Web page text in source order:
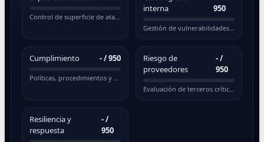
Control de superficie de ataque pública
interna
950
Gestión de vulnerabilidades y actualizaciones
Cumplimiento -/ 950
Políticas, procedimientos y normativas
Riesgo de
proveedores
-/
950
Evaluación de terceros críticos
Resiliencia y
respuesta
-/
950